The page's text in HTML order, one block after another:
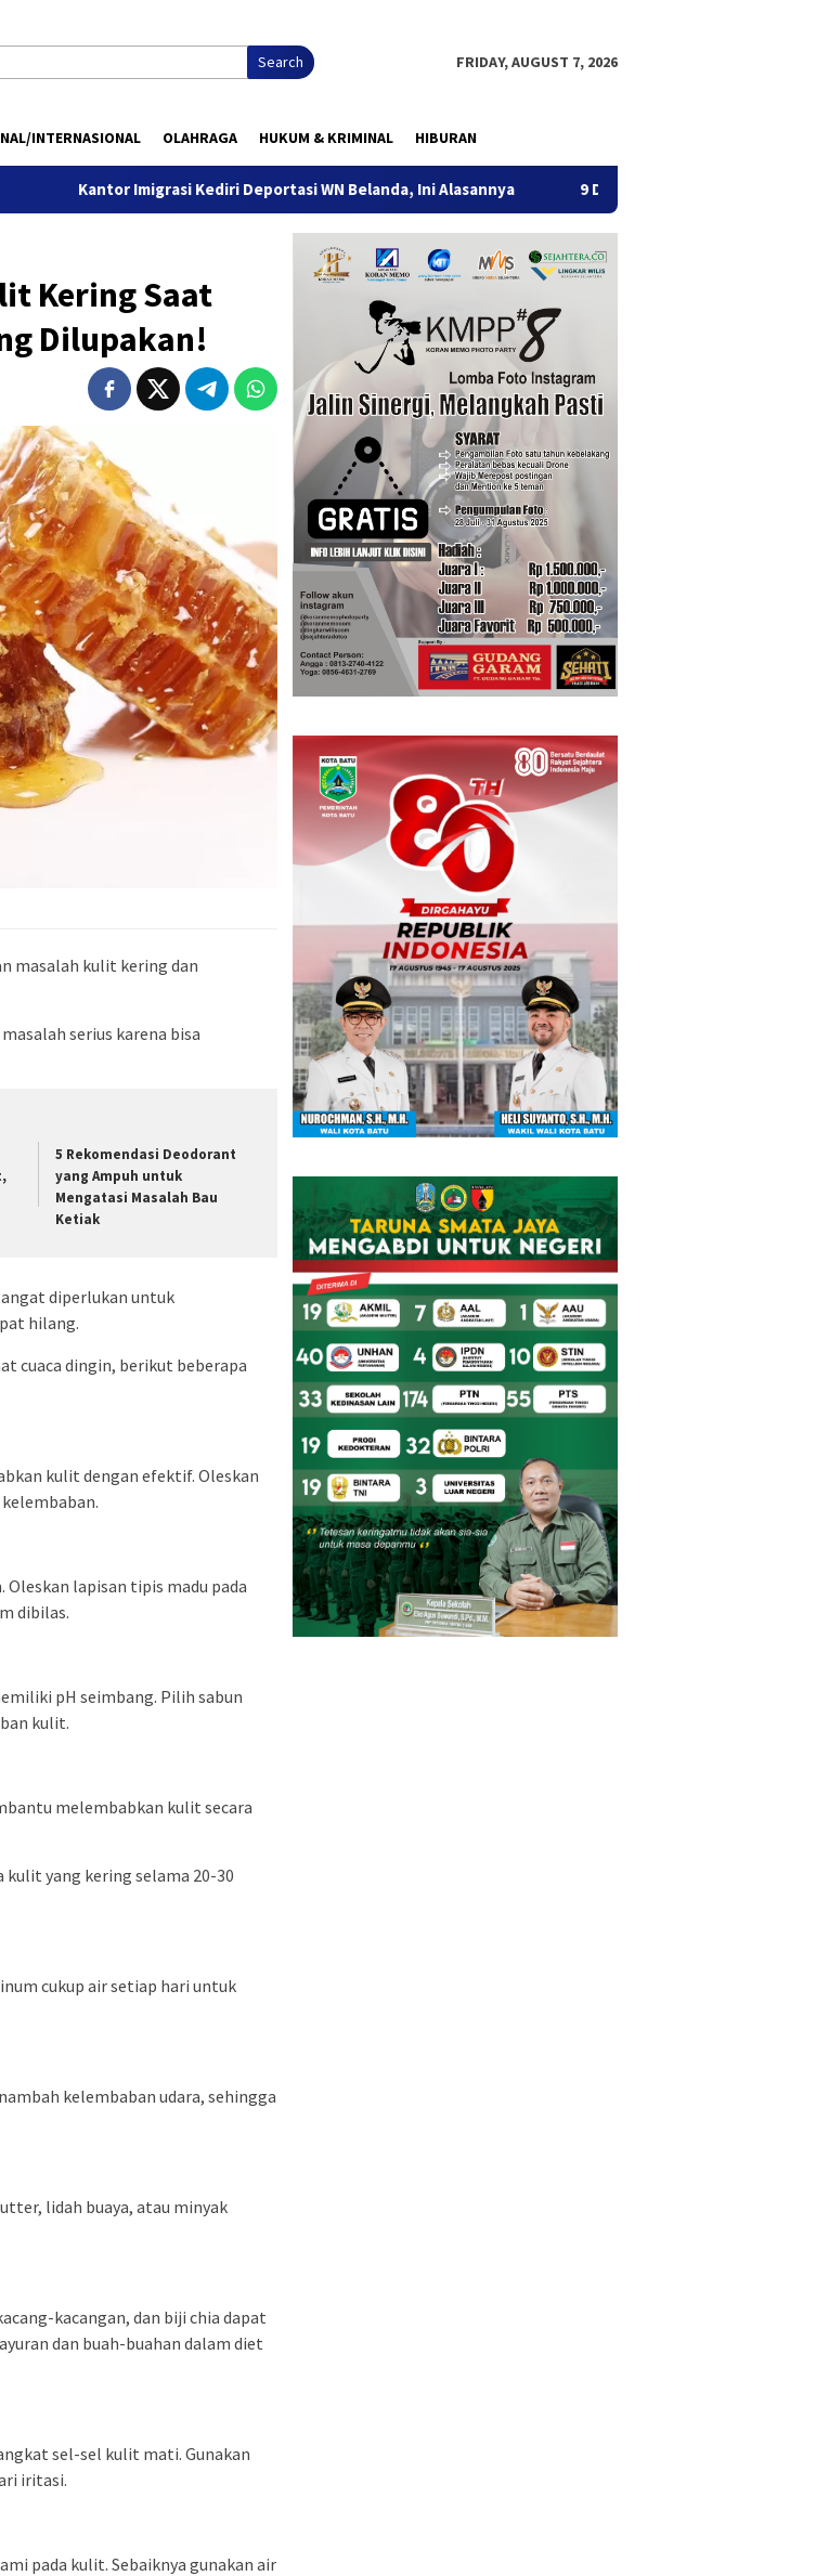
Search FRIDAY, AUGUST 7, 2026
INTERNASIONAL OLAHRAGA HUKUM & KRIMINAL HIBURAN
Imigrasi Kediri Deportasi WN Belanda, Ini Alasannya 9 Desa di 6 Kecamatan Tulungagung Alami
Kering Saat
Dilupakan!
masalah kulit kering dan
serius karena bisa
5 Rekomendasi Deodorant
yang Ampuh untuk
Mengatasi Masalah Bau
Ketiak
diperlukan untuk
hilang.
cuaca dingin, berikut beberapa
kulit dengan efektif. Oleskan
lapisan tipis madu pada
dibilas.
pH seimbang. Pilih sabun
kulit.
melembabkan kulit secara
kulit yang kering selama 20-30
cukup air setiap hari untuk
kelembaban udara, sehingga
lidah buaya, atau minyak
kacangan, dan biji chia dapat
dan buah-buahan dalam diet
sel-sel kulit mati. Gunakan
iritasi.
pada kulit. Sebaiknya gunakan air